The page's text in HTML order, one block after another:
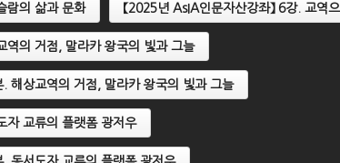
람의 삶과 문화 【2025년 AsIA인문자산강좌】 6강. 교역
역의 거점, 말라카 왕국의 빛과 그늘
. 해상교역의 거점, 말라카 왕국의 빛과 그늘
자 교류의 플랫폼 광저우